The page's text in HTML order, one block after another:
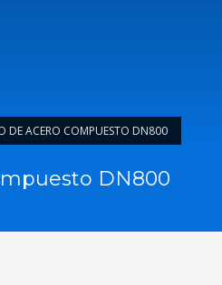
DE ACERO COMPUESTO DN800
DN800